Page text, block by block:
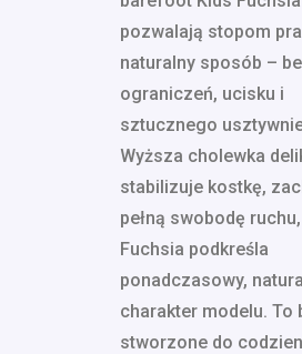
pozwalają stopom
naturalny sposób –
ograniczeń, ucisku i
sztucznego
Wyższa cholewka
stabilizuje kostkę,
pełną swobodę
Fuchsia podkreśla
ponadczasowy,
charakter modelu. To
stworzone do